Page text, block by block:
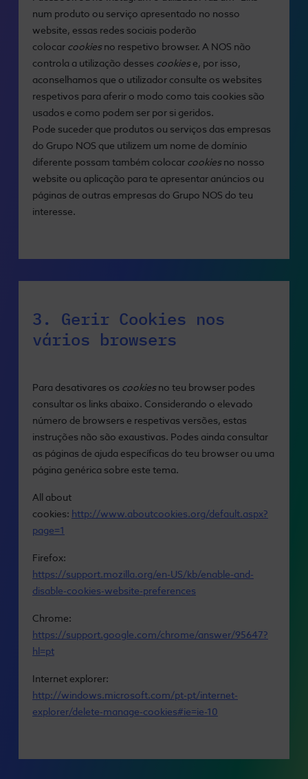
num produto ou serviço apresentado no nosso
website, essas redes sociais poderão
colocar cookies no respetivo browser. A NOS não
controla a utilização desses cookies e, por isso,
aconselhamos que o utilizador consulte os websites
respetivos para aferir o modo como tais cookies são
usados e como podem ser por si geridos.
Pode suceder que produtos ou serviços das empresas
do Grupo NOS que utilizem um nome de domínio
diferente possam também colocar cookies no nosso
website ou aplicação para te apresentar anúncios ou
páginas de outras empresas do Grupo NOS do teu
interesse.
3. Gerir Cookies nos
vários browsers
Para desativares os cookies no teu browser podes
consultar os links abaixo. Considerando o elevado
número de browsers e respetivas versões, estas
instruções não são exaustivas. Podes ainda consultar
as páginas de ajuda específicas do teu browser ou uma
página genérica sobre este tema.
All about
cookies: http://www.aboutcookies.org/default.aspx?
page=1
Firefox:
https://support.mozilla.org/en-US/kb/enable-and-
disable-cookies-website-preferences
Chrome:
https://support.google.com/chrome/answer/95647?
hl=pt
Internet explorer:
http://windows.microsoft.com/pt-pt/internet-
explorer/delete-manage-cookies#ie=ie-10